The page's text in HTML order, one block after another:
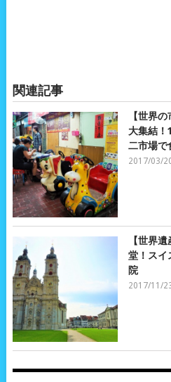
関連記事
【世界
大集結！
二市場で
2017/03/
【世界
堂！スイ
院
2017/11/